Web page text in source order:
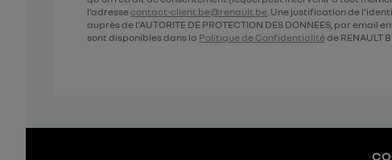
l’adresse contact-client.be@renault.be. Une justification de
auprès de l’AUTORITE DE PROTECTION DES DONNEES, par email
sont disponibles dans la Politique de Confidentialitéde RENAULT